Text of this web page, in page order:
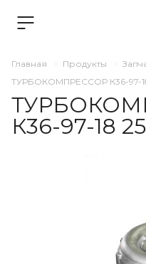
Главная Продукты
ТУРБОКОМПРЕССОР К36-97-
К36-97-18